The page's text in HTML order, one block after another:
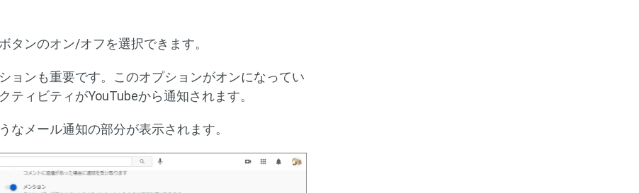
タンのオン/オフを選択できます。
ョンも重要です。このオプションがオンになってい
ティビティがYouTubeから通知されます。
なメール通知の部分が表示されます。